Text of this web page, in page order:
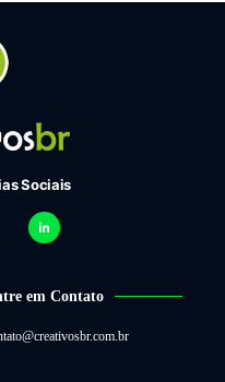
Sociais
em Contato